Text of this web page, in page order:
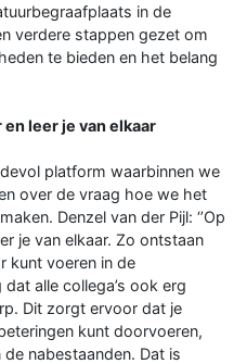
in de
verdere stappen gezet om
te bieden en het belang
leer je van elkaar
platform waarbinnen we
over de vraag hoe we het
Denzel van der Pijl: ‘’Op
je van elkaar. Zo ontstaan
kunt voeren in de
alle collega’s ook erg
Dit zorgt ervoor dat je
kunt doorvoeren,
nabestaanden. Dat is